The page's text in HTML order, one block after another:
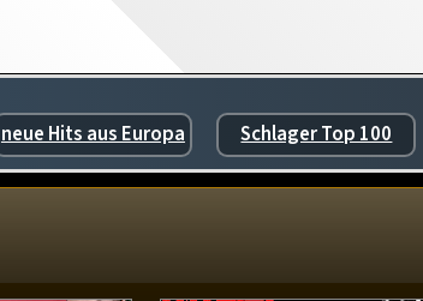
neue Hits aus Europa Schlager Top 100